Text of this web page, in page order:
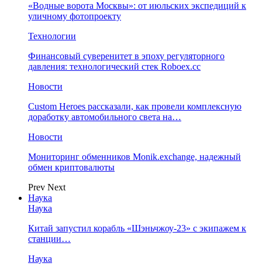
«Водные ворота Москвы»: от июльских экспедиций к
уличному фотопроекту
Технологии
Финансовый суверенитет в эпоху регуляторного
давления: технологический стек Roboex.cc
Новости
Custom Heroes рассказали, как провели комплексную
доработку автомобильного света на…
Новости
Мониторинг обменников Monik.exchange, надежный
обмен криптовалюты
Prev Next
Наука
Наука
Китай запустил корабль «Шэньчжоу-23» с экипажем к
станции…
Наука